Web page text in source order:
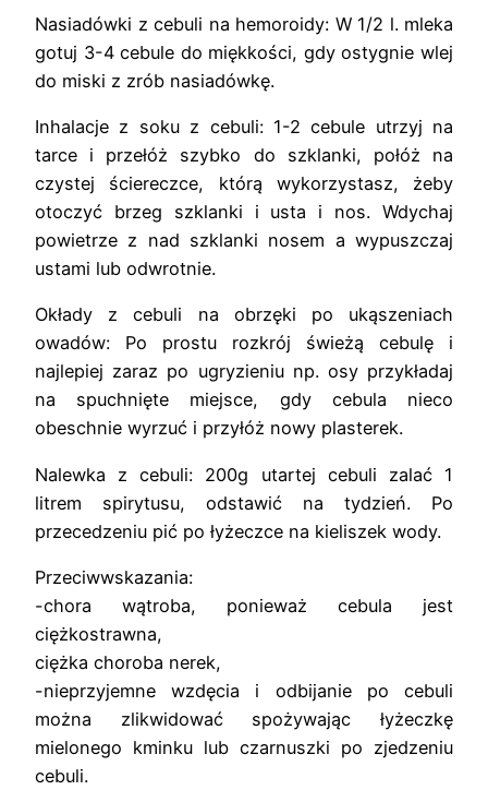
Nasiadówki z cebuli na hemoroidy: W 1/2 l. mleka
gotuj 3-4 cebule do miękkości, gdy ostygnie wlej
do miski z zrób nasiadówkę.
Inhalacje z soku z cebuli: 1-2 cebule utrzyj na
tarce i przełóż szybko do szklanki, połóż na
czystej ściereczce, którą wykorzystasz, żeby
otoczyć brzeg szklanki i usta i nos. Wdychaj
powietrze z nad szklanki nosem a wypuszczaj
ustami lub odwrotnie.
Okłady z cebuli na obrzęki po ukąszeniach
owadów: Po prostu rozkrój świeżą cebulę i
najlepiej zaraz po ugryzieniu np. osy przykładaj
na spuchnięte miejsce, gdy cebula nieco
obeschnie wyrzuć i przyłóż nowy plasterek.
Nalewka z cebuli: 200g utartej cebuli zalać 1
litrem spirytusu, odstawić na tydzień. Po
przecedzeniu pić po łyżeczce na kieliszek wody.
Przeciwwskazania:
-chora wątroba, ponieważ cebula jest
ciężkostrawna,
ciężka choroba nerek,
-nieprzyjemne wzdęcia i odbijanie po cebuli
można zlikwidować spożywając łyżeczkę
mielonego kminku lub czarnuszki po zjedzeniu
cebuli.